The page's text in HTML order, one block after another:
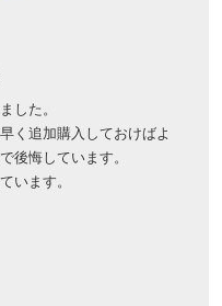
した。
く追加購入しておけばよ
後悔しています。
います。